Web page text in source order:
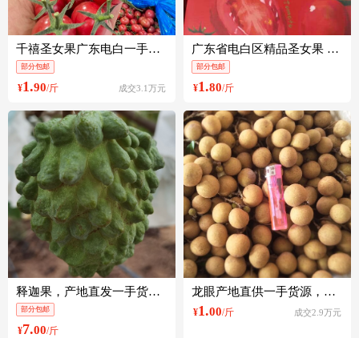
千禧圣女果广东电白一手货源产地直供，现在大量上市欢迎来电咨询
部分包邮
¥1.90/斤 成交3.1万元
广东省电白区精品圣女果 千禧果 10克以上 单颗整车供应
部分包邮
¥1.80/斤
释迦果，产地直发一手货源，有看上的客户们私聊我
部分包邮
¥7.00/斤
龙眼产地直供一手货源，平台货市场货，工厂货，可以收夜货
¥1.00/斤 成交2.9万元